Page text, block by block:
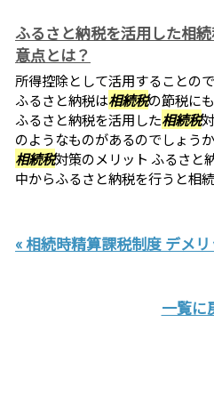
ふるさと納税を活用した相
意点とは？
所得控除として活用することの
ふるさと納税は相続税の節税に
ふるさと納税を活用した相続税
のようなものがあるのでしょう
相続税対策のメリット ふるさと
中からふるさと納税を行うと相
« 相続時精算課税制度 デメ
一覧に